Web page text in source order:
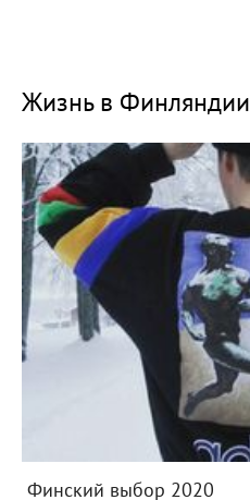
Жизнь в Финляндии
Финский выбор 2020